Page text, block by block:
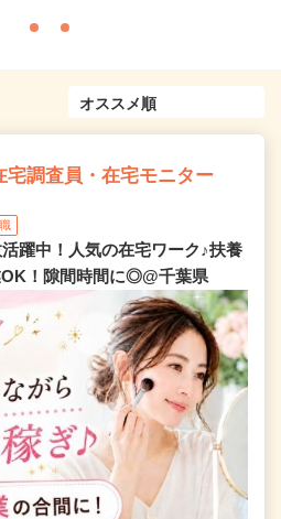
調査員・在宅モニター
躍中！人気の在宅ワーク♪扶養
！隙間時間に◎@千葉県